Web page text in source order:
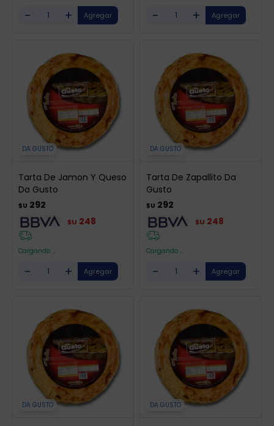
- + - +
DA GUSTO
Tarta De Jamon Y Queso
Da Gusto
$U 292
$U 248
Cargando ...
- +
DA GUSTO
Tarta De Zapallito Da
Gusto
$U 292
$U 248
Cargando ...
- +
DA GUSTO DA GUSTO